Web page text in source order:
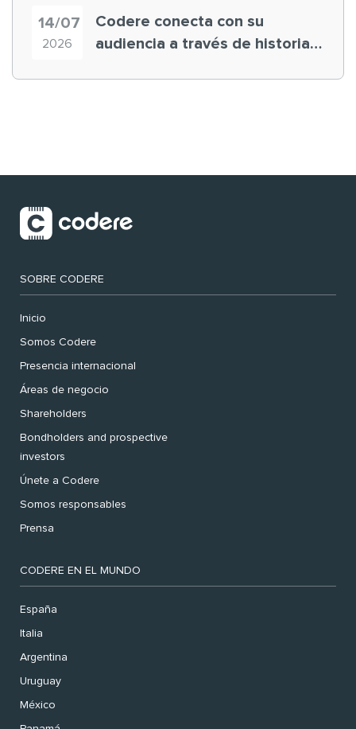
14/07
2026
Codere conecta con su
audiencia a través de historias
SOBRE CODERE
Inicio
Somos Codere
Presencia internacional
Áreas de negocio
Shareholders
Bondholders and prospective
investors
Únete a Codere
Somos responsables
Prensa
CODERE EN EL MUNDO
España
Italia
Argentina
Uruguay
México